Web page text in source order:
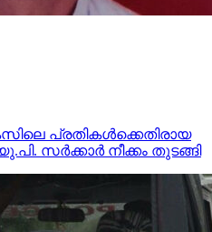
പ്രതികള്‍ക്കെതിരായ
സര്‍ക്കാര്‍ നീക്കം തുടങ്ങി